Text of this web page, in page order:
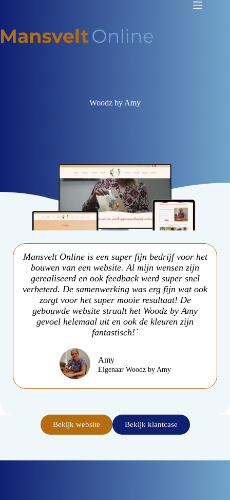
Woodz by Amy
Mansvelt Online is een super fijn bedrijf voor het
bouwen van een website. Al mijn wensen zijn
gerealiseerd en ook feedback werd super snel
verbeterd. De samenwerking was erg fijn wat ook
zorgt voor het super mooie resultaat! De
gebouwde website straalt het Woodz by Amy
gevoel helemaal uit en ook de kleuren zijn
fantastisch!`
Amy
Eigenaar Woodz by Amy
Bekijk website Bekijk klantcase